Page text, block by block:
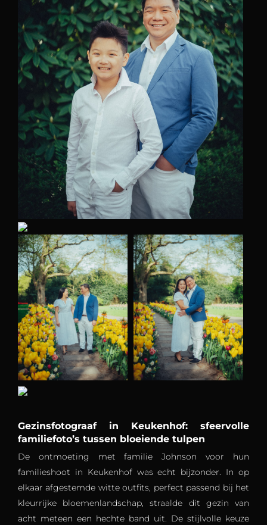
Gezinsfotograaf in Keukenhof: sfeervolle
familiefoto’s tussen bloeiende tulpen
De ontmoeting met familie Johnson voor hun
familieshoot in Keukenhof was echt bijzonder. In op
elkaar afgestemde witte outfits, perfect passend bij het
kleurrijke bloemenlandschap, straalde dit gezin van
acht meteen een hechte band uit. De stijlvolle keuze